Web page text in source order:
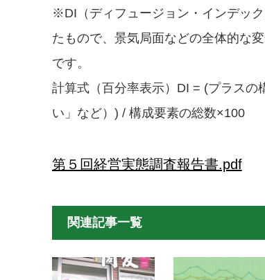
※DI（ディフュージョン・インデッ
たもので、景気局面などの全体的な
です。
計算式（百分率表示）DI = (プラスの
い」など）) / 構成要素の総数×100
第５回経営実態調査報告書.pdf
関連記事一覧